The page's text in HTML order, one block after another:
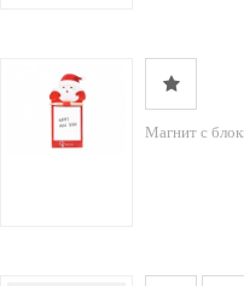
Магнит с